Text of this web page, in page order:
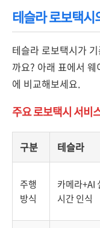
테슬라 로보택
테슬라 로보택시가
까요? 아래 표에서
에 비교해보세요.
주요 로보택시 서비
구분 테슬라
주행
방식
카메라+AI
시간 인식